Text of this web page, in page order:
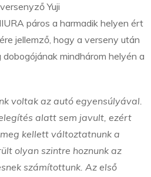
Yuji
páros a harmadik helyen ért
jellemző, hogy a verseny után
mindhárom helyén a
voltak az autó egyensúlyával.
alatt sem javult, ezért
kellett változtatnunk a
olyan szintre hoznunk az
számítottunk. Az első